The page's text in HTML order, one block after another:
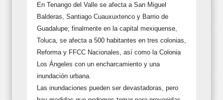
En Tenango del Valle se afecta a San Miguel
Balderas, Santiago Cuauxuxtenco y Barrio de
Guadalupe; finalmente en la capital mexiquense,
Toluca, se afecta a 500 habitantes en tres colonias,
Reforma y FFCC Nacionales, así como la Colonia
Los Ángeles con un encharcamiento y una
inundación urbana.
Las inundaciones pueden ser devastadoras, pero